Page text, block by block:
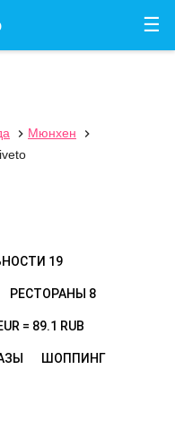
☰
 Мюнхен

19
РЕСТОРАНЫ 8
= 89.1 RUB
ШОППИНГ